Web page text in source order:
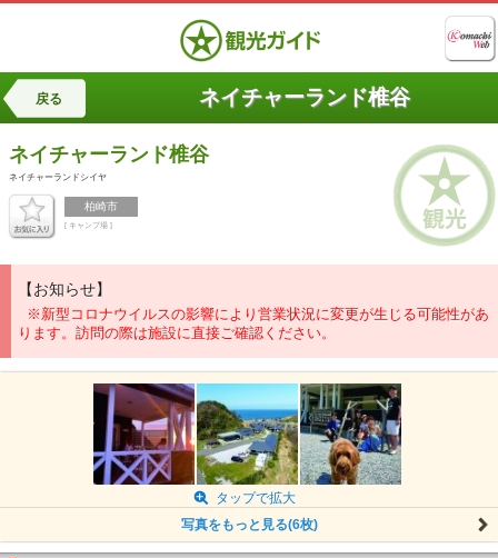
戻る ネイチャーランド椎谷
ネイチャーランド椎谷
ネイチャーランドシイヤ
柏崎市
[ キャンプ場 ]
【お知らせ】
※新型コロナウイルスの影響により営業状況に変更が生じる可能性があ
ります。訪問の際は施設に直接ご確認ください。
タップで拡大
写真をもっと見る(6枚)